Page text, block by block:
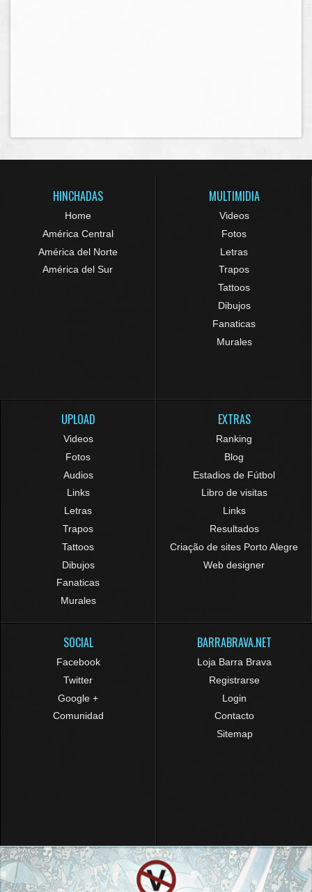
HINCHADAS
Home
América Central
América del Norte
América del Sur
MULTIMIDIA
Videos
Fotos
Letras
Trapos
Tattoos
Dibujos
Fanaticas
Murales
UPLOAD
Videos
Fotos
Audios
Links
Letras
Trapos
Tattoos
Dibujos
Fanaticas
Murales
EXTRAS
Ranking
Blog
Estadios de Fútbol
Libro de visitas
Links
Resultados
Criação de sites Porto Alegre
Web designer
SOCIAL
Facebook
Twitter
Google +
Comunidad
BARRABRAVA.NET
Loja Barra Brava
Registrarse
Login
Contacto
Sitemap